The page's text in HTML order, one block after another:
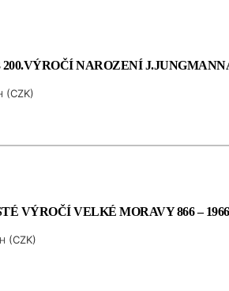
200.VÝROČÍ NAROZENÍ
(CZK)
VÝROČÍ VELKÉ MORAVY 866 – 1966
(CZK)